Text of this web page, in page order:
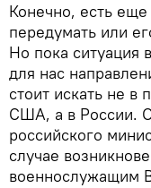
Конечно, есть
передумать или
Но пока ситуация
для нас
стоит искать не в
США, а в России.
российского
случае
военнослужащим